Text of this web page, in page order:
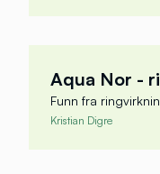
fremtidens
Sofie
Aqua Nor -
Funn fra
Kristian Digre